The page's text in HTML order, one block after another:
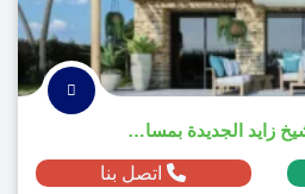
فيلا للبيع في نايا ويست الشيخ زايد الجديدة بمساحة 385م² ومقدم 1,850,000 ج.م
اتصل بنا